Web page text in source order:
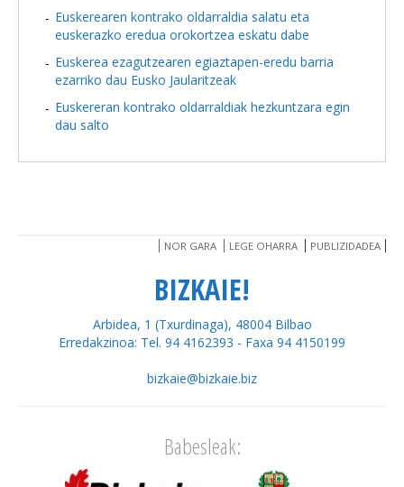
Euskerearen kontrako oldarraldia salatu eta
euskerazko eredua orokortzea eskatu dabe
Euskerea ezagutzearen egiaztapen-eredu barria
ezarriko dau Eusko Jaularitzeak
Euskereran kontrako oldarraldiak hezkuntzara egin
dau salto
NOR GARA LEGE OHARRA PUBLIZIDADEA
BIZKAIE!
Arbidea, 1 (Txurdinaga), 48004 Bilbao
Erredakzinoa: Tel. 94 4162393 - Faxa 94 4150199
bizkaie@bizkaie.biz
Babesleak: